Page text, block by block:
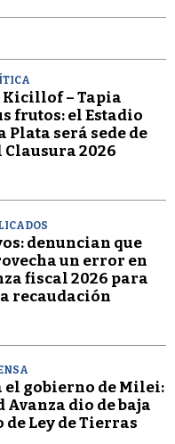
Kicillof – Tapia
frutos: el Estadio
Plata será sede de
2026
denuncian que
un error en
fiscal 2026 para
recaudación
el gobierno de Milei:
Avanza dio de baja
de Ley de Tierras